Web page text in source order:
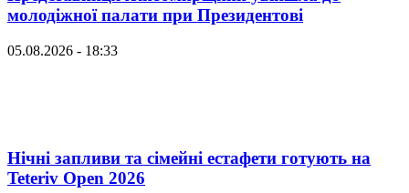
молодіжної палати при Президентові
05.08.2026 - 18:33
Нічні запливи та сімейні естафети готують на
Teteriv Open 2026